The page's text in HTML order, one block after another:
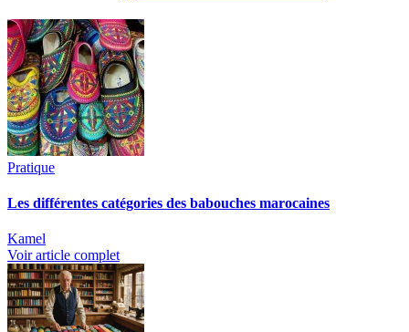
Pratique
Les différentes catégories des babouches marocaines
Kamel
Voir article complet